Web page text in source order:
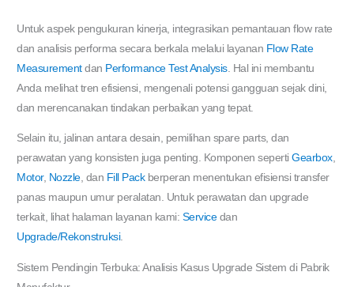
Untuk aspek pengukuran kinerja, integrasikan pemantauan flow rate
dan analisis performa secara berkala melalui layanan Flow Rate
Measurementdan Performance Test Analysis. Hal ini membantu
Anda melihat tren efisiensi, mengenali potensi gangguan sejak dini,
dan merencanakan tindakan perbaikan yang tepat.
Selain itu, jalinan antara desain, pemilihan spare parts, dan
perawatan yang konsisten juga penting. Komponen sepertiGearbox,
Motor, Nozzle, dan Fill Packberperan menentukan efisiensi transfer
panas maupun umur peralatan. Untuk perawatan dan upgrade
terkait, lihat halaman layanan kami: Servicedan
Upgrade/Rekonstruksi.
Sistem Pendingin Terbuka: Analisis Kasus Upgrade Sistem di Pabrik